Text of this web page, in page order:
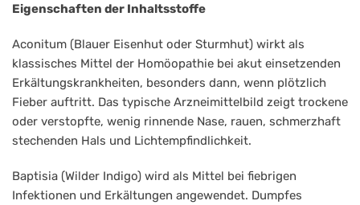
Eigenschaften der Inhaltsstoffe
Aconitum (Blauer Eisenhut oder Sturmhut) wirkt als
klassisches Mittel der Homöopathie bei akut einsetzenden
Erkältungskrankheiten, besonders dann, wenn plötzlich
Fieber auftritt. Das typische Arzneimittelbild zeigt trockene
oder verstopfte, wenig rinnende Nase, rauen, schmerzhaft
stechenden Hals und Lichtempfindlichkeit.
Baptisia (Wilder Indigo) wird als Mittel bei fiebrigen
Infektionen und Erkältungen angewendet. Dumpfes